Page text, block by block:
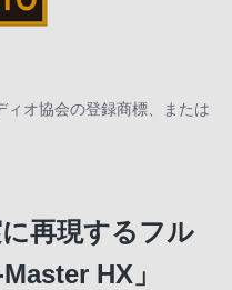
オ協会の登録商標、または
再現するフル
HX」